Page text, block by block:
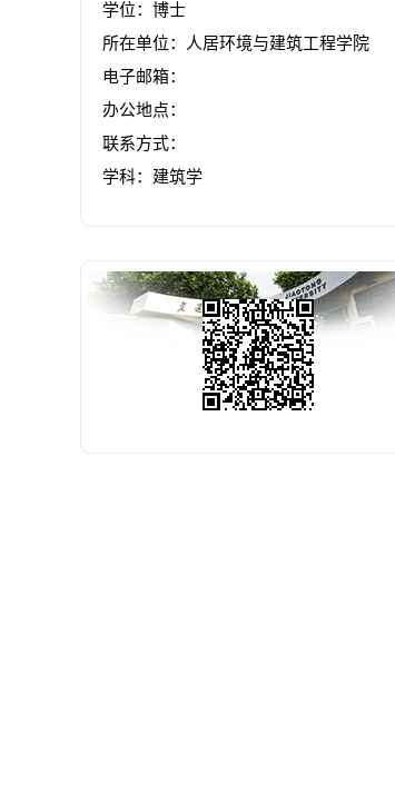
学位：博士
所在单位：人居环境与建筑工程学院
电子邮箱：
办公地点：
联系方式：
学科：建筑学